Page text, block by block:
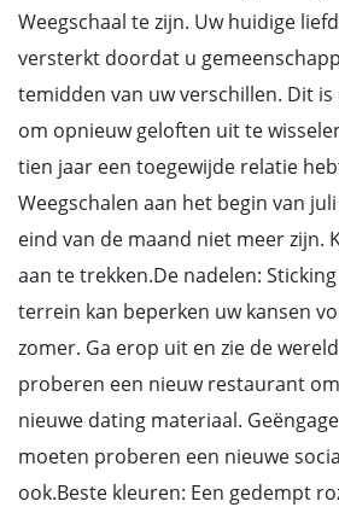
Weegschaal te zijn. Uw huidige
versterkt doordat u
temidden van uw verschillen. Dit is
om opnieuw geloften uit te
tien jaar een toegewijde relatie
Weegschalen aan het begin van
eind van de maand niet meer zijn.
aan te trekken.De nadelen:
terrein kan beperken uw kansen
zomer. Ga erop uit en zie de
proberen een nieuw restaurant
nieuwe dating materiaal.
moeten proberen een nieuwe
ook.Beste kleuren: Een gedempt